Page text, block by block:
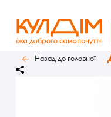
Назад до головної